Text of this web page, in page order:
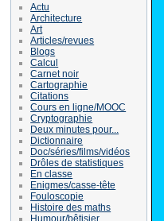
Actu
Architecture
Art
Articles/revues
Blogs
Calcul
Carnet noir
Cartographie
Citations
Cours en ligne/MOOC
Cryptographie
Deux minutes pour...
Dictionnaire
Doc/séries/films/vidéos
Drôles de statistiques
En classe
Enigmes/casse-tête
Fouloscopie
Histoire des maths
Humour/bêtisier